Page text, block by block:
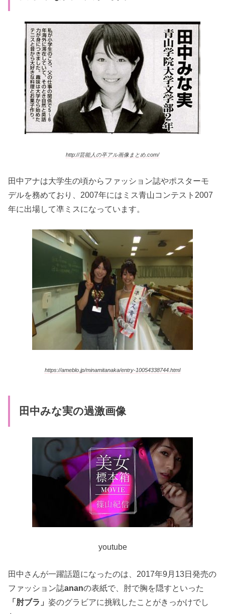
http://芸能人の卒アル画像まとめ.com/
田中アナは大学生の頃からファッション誌やポスターモ
デルを務めており、2007年にはミス青山コンテスト2007
年に出場して凖ミスになっています。
https://ameblo.jp/minamitanaka/entry-10054338744.html
田中みな実の過激画像
youtube
田中さんが一躍話題になったのは、2017年9月13日発売の
ファッション誌ananの表紙で、肘で胸を隠すといった
「肘ブラ」姿のグラビアに挑戦したことがきっかけでし